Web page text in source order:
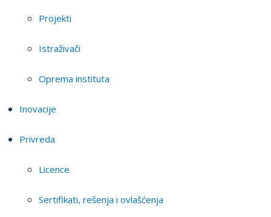
Projekti
Istraživači
Oprema instituta
Inovacije
Privreda
Licence
Sertifikati, rešenja i ovlašćenja